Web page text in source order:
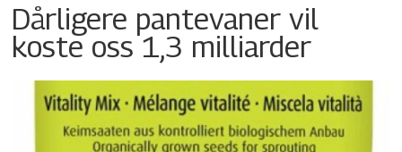
Dårligere pantevaner vil
koste oss 1,3 milliarder